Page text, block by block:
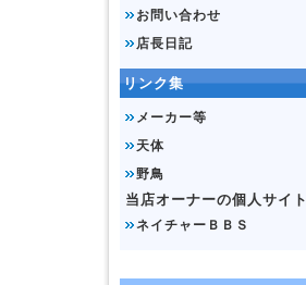
お問い合わせ
店長日記
リンク集
メーカー等
天体
野鳥
当店オーナーの個人サイト
ネイチャーＢＢＳ